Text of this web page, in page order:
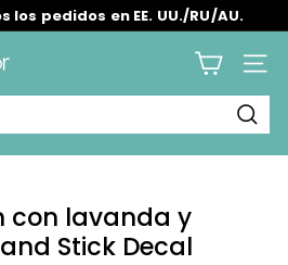
pedidos en EE. UU./RU/AU.
con lavanda y
Stick Decal